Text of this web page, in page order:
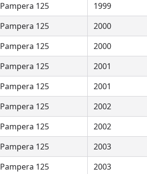
Pampera 125 1999
Pampera 125 2000
Pampera 125 2000
Pampera 125 2001
Pampera 125 2001
Pampera 125 2002
Pampera 125 2002
Pampera 125 2003
Pampera 125 2003